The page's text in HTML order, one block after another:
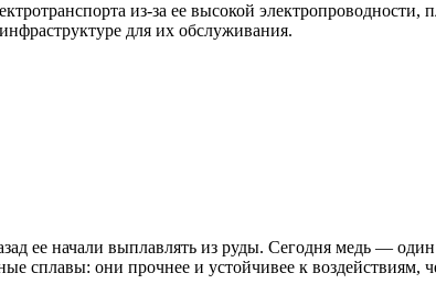
из-за ее высокой
для их обслуживания.
ее начали выплавлять из руды. Сегодня медь — один
сплавы: они прочнее и устойчивее к воздействиям,